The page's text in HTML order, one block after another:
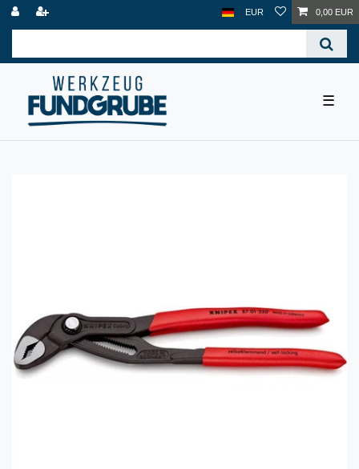
EUR 0,00 EUR
☰